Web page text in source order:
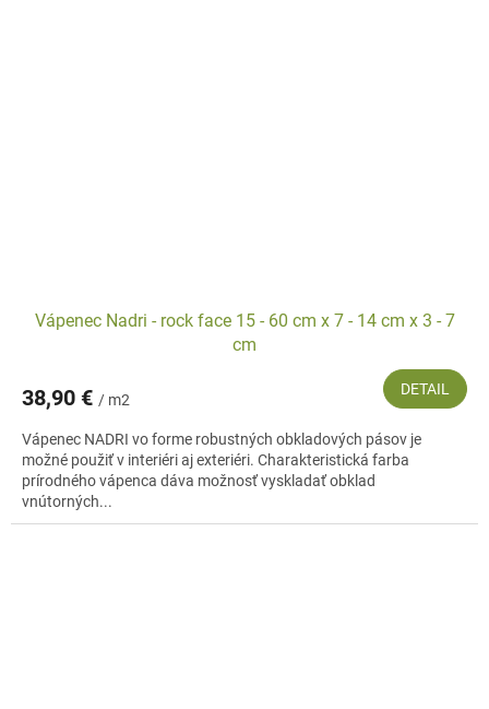
Vápenec Nadri - rock face 15 - 60 cm x 7 - 14 cm x 3 - 7
cm
38,90 € / m2
DETAIL
Vápenec NADRI vo forme robustných obkladových pásov je
možné použiť v interiéri aj exteriéri. Charakteristická farba
prírodného vápenca dáva možnosť vyskladať obklad
vnútorných...